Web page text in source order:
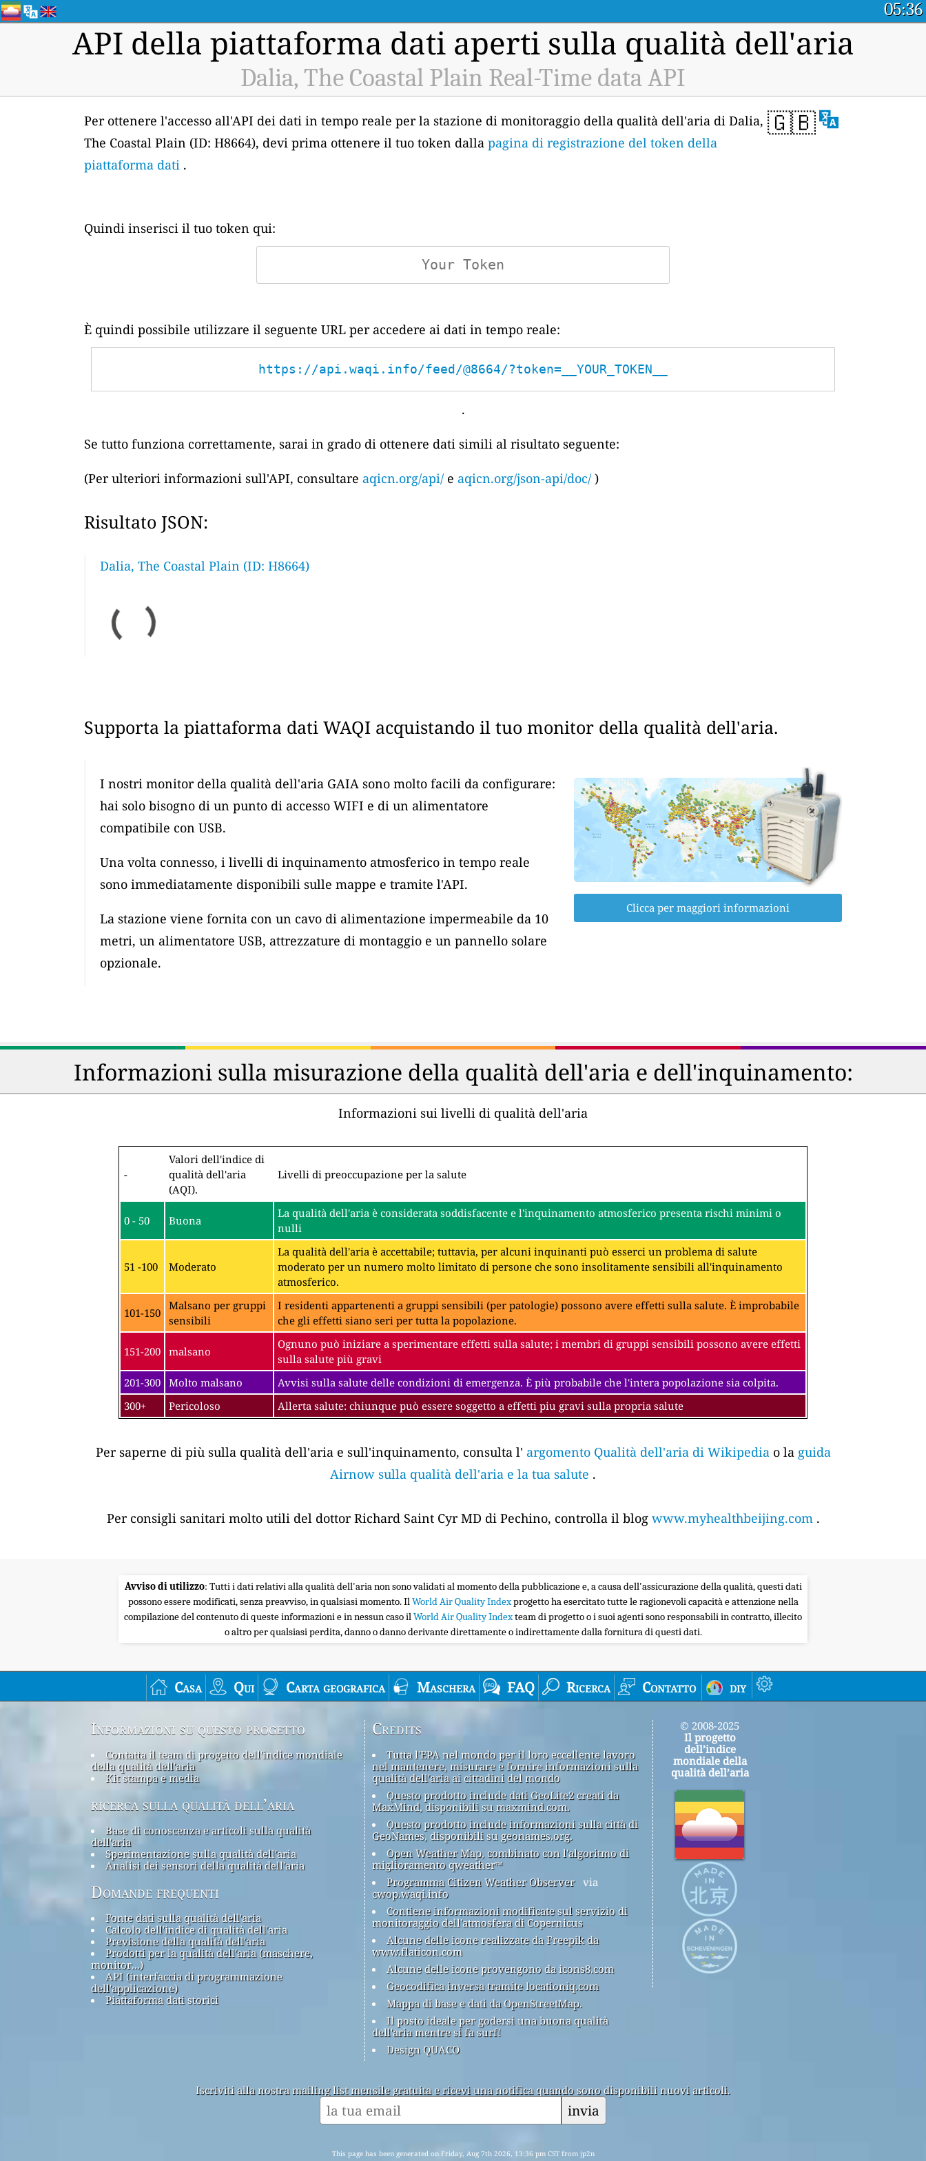
05:36
API della piattaforma dati aperti sulla qualità dell'aria
Dalia, The Coastal Plain Real-Time data API
🇬🇧
Per ottenere l'accesso all'API dei dati in tempo reale per la stazione di monitoraggio della qualità dell'aria di Dalia,
The Coastal Plain (ID: H8664), devi prima ottenere il tuo token dalla pagina di registrazione del token della
piattaforma dati .
Quindi inserisci il tuo token qui:
È quindi possibile utilizzare il seguente URL per accedere ai dati in tempo reale:
https://api.waqi.info/feed/@8664/?token=__YOUR_TOKEN__
.
Se tutto funziona correttamente, sarai in grado di ottenere dati simili al risultato seguente:
(Per ulteriori informazioni sull'API, consultare aqicn.org/api/ e aqicn.org/json-api/doc/ )
Risultato JSON:
Dalia, The Coastal Plain (ID: H8664)
Supporta la piattaforma dati WAQI acquistando il tuo monitor della qualità dell'aria.
I nostri monitor della qualità dell'aria GAIA sono molto facili da configurare:
hai solo bisogno di un punto di accesso WIFI e di un alimentatore
compatibile con USB.
Una volta connesso, i livelli di inquinamento atmosferico in tempo reale
sono immediatamente disponibili sulle mappe e tramite l'API.
La stazione viene fornita con un cavo di alimentazione impermeabile da 10
metri, un alimentatore USB, attrezzature di montaggio e un pannello solare
opzionale.
Clicca per maggiori informazioni
Informazioni sulla misurazione della qualità dell'aria e dell'inquinamento:
Informazioni sui livelli di qualità dell'aria
-
Valori dell'indice di
qualità dell'aria
(AQI).
Livelli di preoccupazione per la salute
0 - 50 Buona
La qualità dell'aria è considerata soddisfacente e l'inquinamento atmosferico presenta rischi minimi o
nulli
51 -100 Moderato
La qualità dell'aria è accettabile; tuttavia, per alcuni inquinanti può esserci un problema di salute
moderato per un numero molto limitato di persone che sono insolitamente sensibili all'inquinamento
atmosferico.
101-150
Malsano per gruppi
sensibili
I residenti appartenenti a gruppi sensibili (per patologie) possono avere effetti sulla salute. È improbabile
che gli effetti siano seri per tutta la popolazione.
151-200 malsano
Ognuno può iniziare a sperimentare effetti sulla salute; i membri di gruppi sensibili possono avere effetti
sulla salute più gravi
201-300 Molto malsano
Avvisi sulla salute delle condizioni di emergenza. È più probabile che l'intera popolazione sia colpita.
300+
Pericoloso Allerta salute: chiunque può essere soggetto a effetti piu gravi sulla propria salute
Per saperne di più sulla qualità dell'aria e sull'inquinamento, consulta l' argomento Qualità dell'aria di Wikipediao la guida
Airnow sulla qualità dell'aria e la tua salute .
Per consigli sanitari molto utili del dottor Richard Saint Cyr MD di Pechino, controlla il blog www.myhealthbeijing.com.
Avviso di utilizzo: Tutti i dati relativi alla qualità dell'aria non sono validati al momento della pubblicazione e, a causa dell'assicurazione della qualità, questi dati
possono essere modificati, senza preavviso, in qualsiasi momento. IlWorld Air Quality Indexprogetto ha esercitato tutte le ragionevoli capacità e attenzione nella
compilazione del contenuto di queste informazioni e in nessun caso ilWorld Air Quality Indexteam di progetto o i suoi agenti sono responsabili in contratto, illecito
o altro per qualsiasi perdita, danno o danno derivante direttamente o indirettamente dalla fornitura di questi dati.
Casa Qui Carta geografica Maschera FAQ Ricerca Contatto diy
Informazioni su questo progetto
Contatta il team di progetto dell'indice mondiale
della qualità dell'aria
Kit stampa e media
ricerca sulla qualità dell’aria
Base di conoscenza e articoli sulla qualità
dell'aria
Sperimentazione sulla qualità dell'aria
Analisi dei sensori della qualità dell'aria
Domande frequenti
Fonte dati sulla qualità dell'aria
Calcolo dell'indice di qualità dell'aria
Previsione della qualità dell'aria
Prodotti per la qualità dell'aria (maschere,
monitor...)
API (interfaccia di programmazione
dell'applicazione)
Piattaforma dati storici
Credits
Tutta l'EPA nel mondo per il loro eccellente lavoro
nel mantenere, misurare e fornire informazioni sulla
qualità dell'aria ai cittadini del mondo
Questo prodotto include dati GeoLite2 creati da
MaxMind, disponibili su maxmind.com.
Questo prodotto include informazioni sulla città di
GeoNames, disponibili su geonames.org.
Open Weather Map, combinato con l'algoritmo di
miglioramento qweather™
Programma Citizen Weather Observer via
cwop.waqi.info
Contiene informazioni modificate sul servizio di
monitoraggio dell'atmosfera di Copernicus
Alcune delle icone realizzate da Freepik da
www.flaticon.com
Alcune delle icone provengono da icons8.com
Geocodifica inversa tramite locationiq.com
Mappa di base e dati da OpenStreetMap.
Il posto ideale per godersi una buona qualità
dell'aria mentre si fa surf!
Design QUACO
© 2008-2025
Il progetto
dell’indice
mondiale della
qualità dell’aria
Iscriviti alla nostra mailing list mensile gratuita e ricevi una notifica quando sono disponibili nuovi articoli.
invia
This page has been generated on Friday, Aug 7th 2026, 13:36 pm CST from jp2n